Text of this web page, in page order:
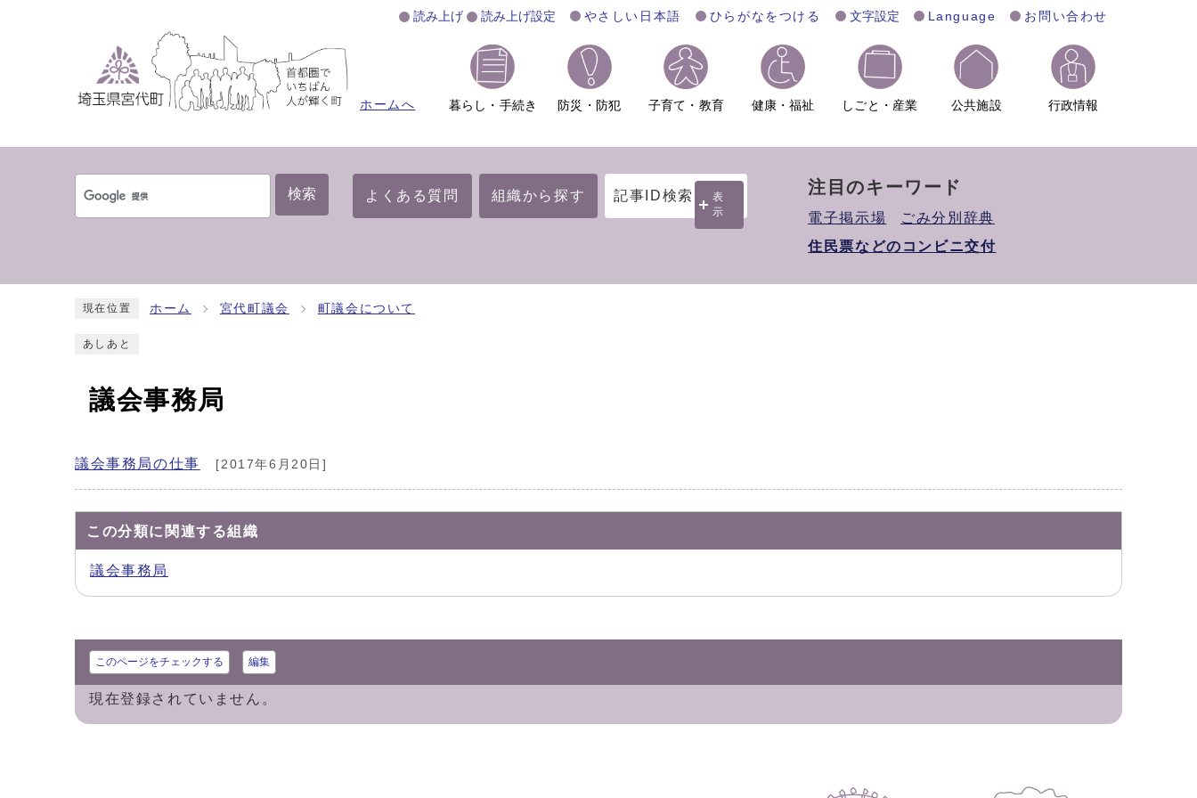
読み上げ 読み上げ設定 やさしい日本語 ひらがなをつける 文字設定 Language お問い合わせ
ホームへ 暮らし・手続き 防災・防犯 子育て・教育 健康・福祉 しごと・産業 公共施設 行政情報
検索 よくある質問 組織から探す 記事ID検索
表
示
注目のキーワード
電子掲示場
ごみ分別辞典
住民票などのコンビニ交付
現在位置 ホーム 宮代町議会 町議会について
あしあと
議会事務局
議会事務局の仕事 [2017年6月20日]
この分類に関連する組織
議会事務局
このページをチェックする 編集
現在登録されていません。